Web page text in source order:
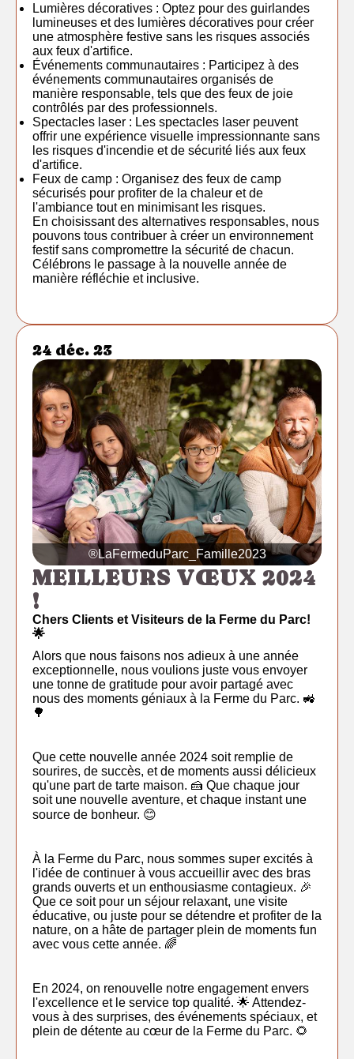
Lumières décoratives : Optez pour des guirlandes
lumineuses et des lumières décoratives pour créer
une atmosphère festive sans les risques associés
aux feux d'artifice.
Événements communautaires : Participez à des
événements communautaires organisés de
manière responsable, tels que des feux de joie
contrôlés par des professionnels.
Spectacles laser : Les spectacles laser peuvent
offrir une expérience visuelle impressionnante sans
les risques d'incendie et de sécurité liés aux feux
d'artifice.
Feux de camp : Organisez des feux de camp
sécurisés pour profiter de la chaleur et de
l'ambiance tout en minimisant les risques.
En choisissant des alternatives responsables, nous
pouvons tous contribuer à créer un environnement
festif sans compromettre la sécurité de chacun.
Célébrons le passage à la nouvelle année de
manière réfléchie et inclusive.
24 déc. 23
®LaFermeduParc_Famille2023
MEILLEURS VŒUX 2024
!
Chers Clients et Visiteurs de la Ferme du Parc!
🌟
Alors que nous faisons nos adieux à une année
exceptionnelle, nous voulions juste vous envoyer
une tonne de gratitude pour avoir partagé avec
nous des moments géniaux à la Ferme du Parc. 🚜
🌳
Que cette nouvelle année 2024 soit remplie de
sourires, de succès, et de moments aussi délicieux
qu'une part de tarte maison. 🍰 Que chaque jour
soit une nouvelle aventure, et chaque instant une
source de bonheur. 😊
À la Ferme du Parc, nous sommes super excités à
l'idée de continuer à vous accueillir avec des bras
grands ouverts et un enthousiasme contagieux. 🎉
Que ce soit pour un séjour relaxant, une visite
éducative, ou juste pour se détendre et profiter de la
nature, on a hâte de partager plein de moments fun
avec vous cette année. 🌈
En 2024, on renouvelle notre engagement envers
l'excellence et le service top qualité. 🌟 Attendez-
vous à des surprises, des événements spéciaux, et
plein de détente au cœur de la Ferme du Parc. 🌻